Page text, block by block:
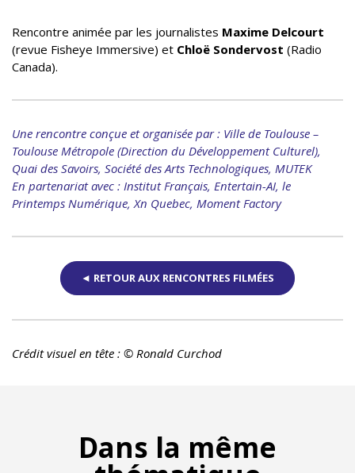
Rencontre animée par les journalistes Maxime Delcourt
(revue Fisheye Immersive) et Chloë Sondervost (Radio
Canada).
Une rencontre conçue et organisée par : Ville de Toulouse –
Toulouse Métropole (Direction du Développement Culturel),
Quai des Savoirs, Société des Arts Technologiques, MUTEK
En partenariat avec : Institut Français, Entertain-AI, le
Printemps Numérique, Xn Quebec, Moment Factory
◄ RETOUR AUX RENCONTRES FILMÉES
Crédit visuel en tête : © Ronald Curchod
Dans la même